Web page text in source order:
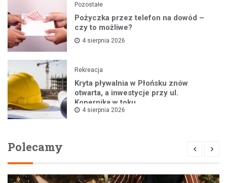
Pozostałe
Pożyczka przez telefon na dowód –
czy to możliwe?
4 sierpnia 2026
Rekreacja
Kryta pływalnia w Płońsku znów
otwarta, a inwestycje przy ul.
Kopernika w toku
4 sierpnia 2026
Polecamy